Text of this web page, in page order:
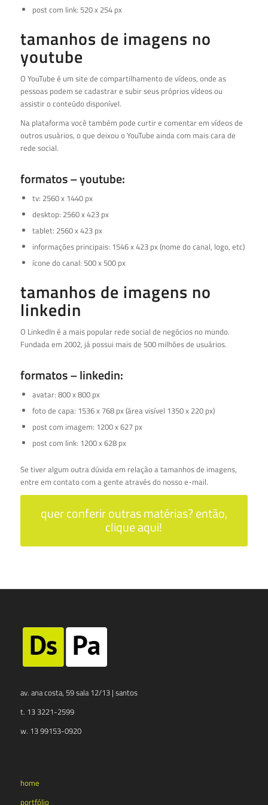
post com link: 520 x 254 px
tamanhos de imagens no
youtube
O YouTube é um site de compartilhamento de vídeos, onde as
pessoas podem se cadastrar e subir seus próprios vídeos ou
assistir o conteúdo disponível.
Na plataforma você também pode curtir e comentar em vídeos de
outros usuários, o que deixou o YouTube ainda com mais cara de
rede social.
formatos – youtube:
tv: 2560 x 1440 px
desktop: 2560 x 423 px
tablet: 2560 x 423 px
informações principais: 1546 x 423 px (nome do canal, logo, etc)
ícone do canal: 500 x 500 px
tamanhos de imagens no
linkedin
O LinkedIn é a mais popular rede social de negócios no mundo.
Fundada em 2002, já possui mais de 500 milhões de usuários.
formatos – linkedin:
avatar: 800 x 800 px
foto de capa: 1536 x 768 px (área visível 1350 x 220 px)
post com imagem: 1200 x 627 px
post com link: 1200 x 628 px
Se tiver algum outra dúvida em relação a tamanhos de imagens,
entre em contato com a gente através do nosso e-mail.
quer conferir outras matérias? então,
clique aqui!
av. ana costa, 59 sala 12/13 | santos
t. 13 3221-2599
w. 13 99153-0920
home
portfólio